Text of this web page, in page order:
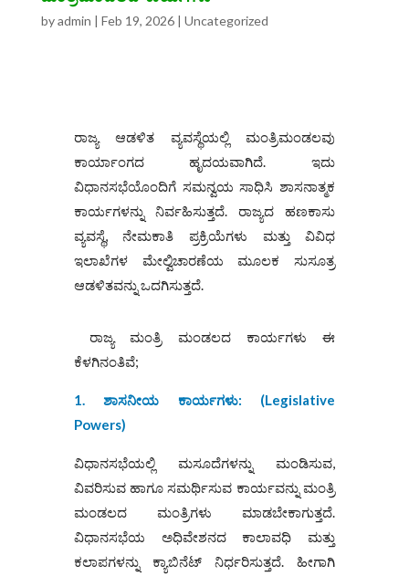
byadmin | Feb 19, 2026| Uncategorized
ರಾಜ್ಯ ಆಡಳಿತ ವ್ಯವಸ್ಥೆಯಲ್ಲಿ ಮಂತ್ರಿಮಂಡಲವು
ಕಾರ್ಯಾಂಗದ ಹೃದಯವಾಗಿದೆ. ಇದು
ವಿಧಾನಸಭೆಯೊಂದಿಗೆ ಸಮನ್ವಯ ಸಾಧಿಸಿ ಶಾಸನಾತ್ಮಕ
ಕಾರ್ಯಗಳನ್ನು ನಿರ್ವಹಿಸುತ್ತದೆ. ರಾಜ್ಯದ ಹಣಕಾಸು
ವ್ಯವಸ್ಥೆ, ನೇಮಕಾತಿ ಪ್ರಕ್ರಿಯೆಗಳು ಮತ್ತು ವಿವಿಧ
ಇಲಾಖೆಗಳ ಮೇಲ್ವಿಚಾರಣೆಯ ಮೂಲಕ ಸುಸೂತ್ರ
ಆಡಳಿತವನ್ನು ಒದಗಿಸುತ್ತದೆ.
ರಾಜ್ಯ ಮಂತ್ರಿ ಮಂಡಲದ ಕಾರ್ಯಗಳು ಈ
ಕೆಳಗಿನಂತಿವೆ;
1. ಶಾಸನೀಯ ಕಾರ್ಯಗಳು: (Legislative
Powers)
ವಿಧಾನಸಭೆಯಲ್ಲಿ ಮಸೂದೆಗಳನ್ನು ಮಂಡಿಸುವ,
ವಿವರಿಸುವ ಹಾಗೂ ಸಮರ್ಥಿಸುವ ಕಾರ್ಯವನ್ನು ಮಂತ್ರಿ
ಮಂಡಲದ ಮಂತ್ರಿಗಳು ಮಾಡಬೇಕಾಗುತ್ತದೆ.
ವಿಧಾನಸಭೆಯ ಅಧಿವೇಶನದ ಕಾಲಾವಧಿ ಮತ್ತು
ಕಲಾಪಗಳನ್ನು ಕ್ಯಾಬಿನೆಟ್ ನಿರ್ಧರಿಸುತ್ತದೆ. ಹೀಗಾಗಿ